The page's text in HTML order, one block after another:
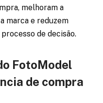
melhoram a
marca e reduzem
de decisão.
FotoModel
de compra